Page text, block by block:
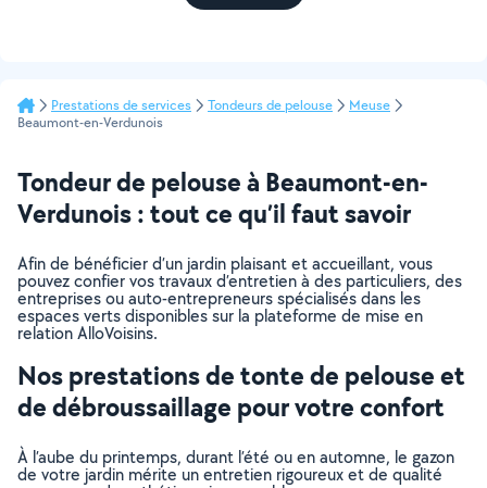
Prestations de services Tondeurs de pelouse
Meuse
Beaumont-en-Verdunois
Tondeur de pelouse à Beaumont-en-
Verdunois : tout ce qu’il faut savoir
Afin de bénéficier d’un jardin plaisant et accueillant, vous
pouvez confier vos travaux d’entretien à des particuliers, des
entreprises ou auto-entrepreneurs spécialisés dans les
espaces verts disponibles sur la plateforme de mise en
relation AlloVoisins.
Nos prestations de tonte de pelouse et
de débroussaillage pour votre confort
À l’aube du printemps, durant l’été ou en automne, le gazon
de votre jardin mérite un entretien rigoureux et de qualité